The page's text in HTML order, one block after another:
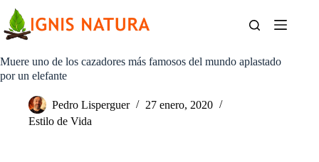
contenido
Muere uno de los cazadores más famosos del mundo aplastado
por un elefante
Pedro Lisperguer
27 enero, 2020
Estilo de Vida